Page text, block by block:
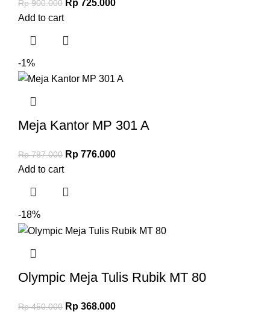
Rp900.000 Rp 725.000
Add to cart
-1%
Meja Kantor MP 301 A
Rp787.000 Rp 776.000
Add to cart
-18%
Olympic Meja Tulis Rubik MT 80
Rp450.000 Rp 368.000